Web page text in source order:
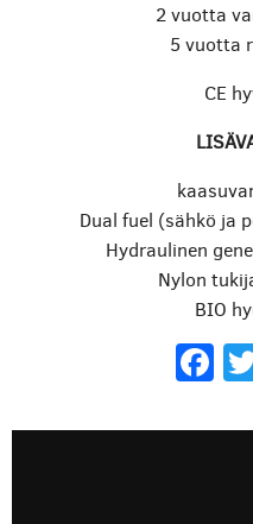
2 vuotta
5 vuotta
CE
Dual fuel (sähkö ja
Hydraulinen
Nylon
BIO